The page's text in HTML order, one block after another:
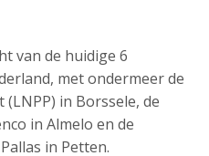
van de huidige 6
met ondermeer de
in Borssele, de
in Almelo en de
in Petten.